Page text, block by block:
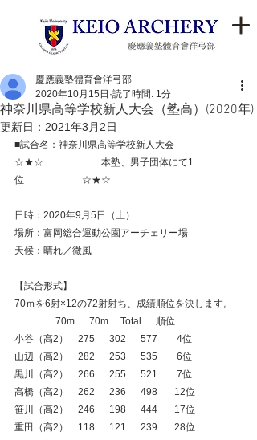
神奈川県高等学校新人大会（塾高）(2020年)
慶應義塾體育會洋弓部
2020年10月15日 読了時間: 1分
更新日： 2021年3月2日
■試合名：神奈川県高等学校新人大会
☆★☆　　　　　　本塾、男子団体にて1
位　　　　　　☆★☆
日時：2020年9月5日（土）
場所：富岡総合運動公園アーチェリー場
天候：晴れ／微風
【試合形式】
70ｍを6射×12の72射射ち、成績順位を決します。
70m　  70m　 Total　  順位
小谷（高2）　275　  302　  577　    4位
山辺（高2）　282　  253　  535　    6位
黒川（高2）　266　  255　  521　    7位
高橋（高2）　262　  236　  498　   12位
笹川（高2）　246　  198　  444　   17位
重田（高2）　118　  121　  239　   28位